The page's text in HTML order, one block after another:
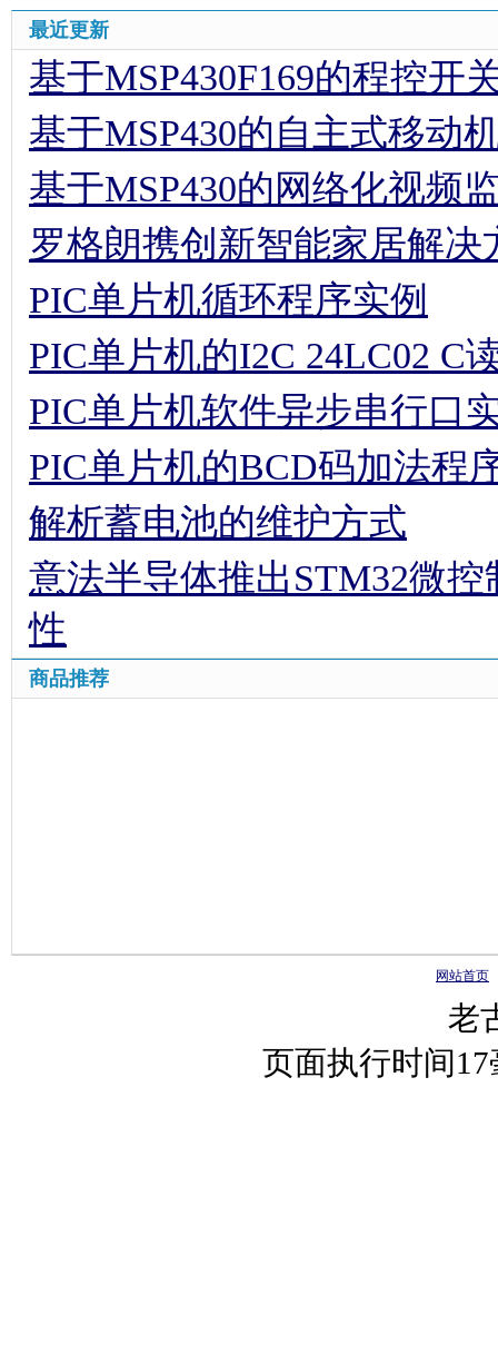
PIC单片机的I2C 24LC02 C
PIC单片机软件异步串行口
PIC单片机的BCD码加法程
解析蓄电池的维护方式
意法半导体推出STM32微
性
商品推荐
网站首页
老